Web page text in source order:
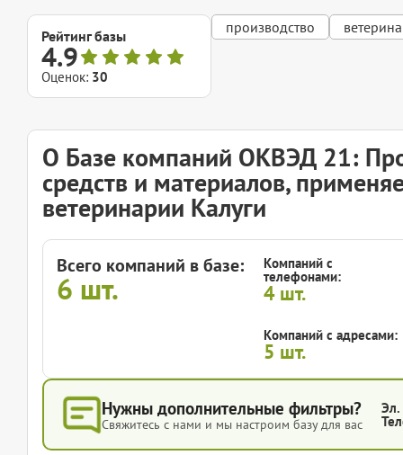
Рейтинг базы
4.9
Оценок: 30
производство
О Базе компаний ОКВЭД 21:
средств и материалов,
ветеринарии Калуги
Всего компаний в базе:
6 шт.
Компаний с
телефонами:
4 шт.
Компаний с адресами:
5 шт.
Нужны дополнительные фильтры?
Свяжитесь с нами и мы настроим базу для вас
Эл.